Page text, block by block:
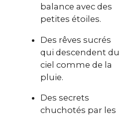
balance avec des
petites étoiles.
Des rêves sucrés
qui descendent du
ciel comme de la
pluie.
Des secrets
chuchotés par les